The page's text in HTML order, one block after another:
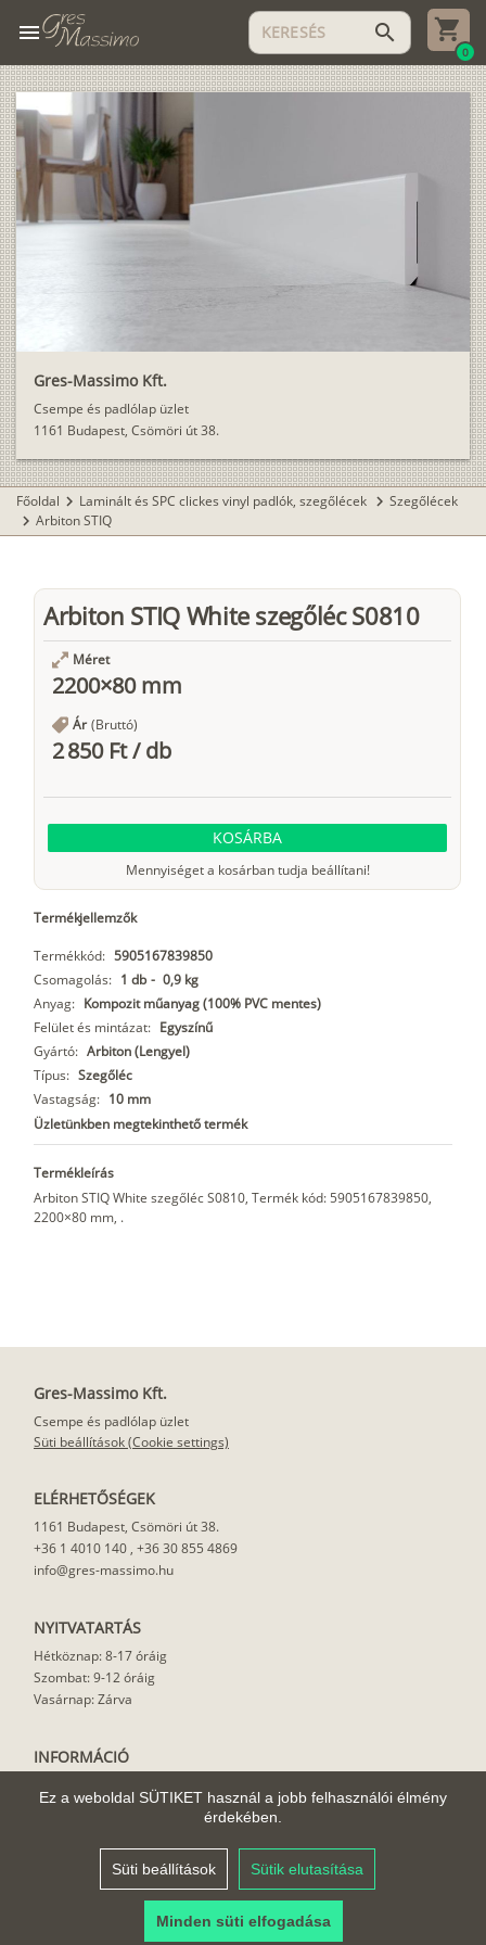
Ez a weboldal SÜTIKET használ a jobb felhasználói élmény
érdekében.
Süti beállítások Sütik elutasítása
Minden süti elfogadása
menu search
0
Gres-Massimo Kft.
Csempe és padlólap üzlet
1161 Budapest, Csömöri út 38.
Főoldal chevron_right Laminált és SPC clickes vinyl padlók, szegőlécek chevron_right Szegőlécek
chevron_right Arbiton STIQ
Arbiton STIQ White szegőléc S0810
Méret
2200×80 mm
Ár (Bruttó)
2 850 Ft/db
KOSÁRBA
Mennyiséget a kosárban tudja beállítani!
Termékjellemzők
Termékkód: 5905167839850
Csomagolás: 1 db - 0,9 kg
Anyag: Kompozit műanyag (100% PVC mentes)
Felület és mintázat: Egyszínű
Gyártó: Arbiton (Lengyel)
Típus: Szegőléc
Vastagság: 10 mm
Üzletünkben megtekinthető termék
Termékleírás
Arbiton STIQ White szegőléc S0810, Termék kód: 5905167839850,
2200×80 mm, .
Gres-Massimo Kft.
Csempe és padlólap üzlet
Süti beállítások (Cookie settings)
ELÉRHETŐSÉGEK
1161 Budapest, Csömöri út 38.
+36 1 4010 140, +36 30 855 4869
info@gres-massimo.hu
NYITVATARTÁS
Hétköznap: 8-17 óráig
Szombat: 9-12 óráig
Vasárnap: Zárva
INFORMÁCIÓ
Felhasználási javaslat